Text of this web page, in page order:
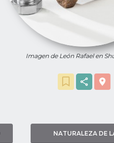
Imagen de León Rafael en
NATURALEZA DE